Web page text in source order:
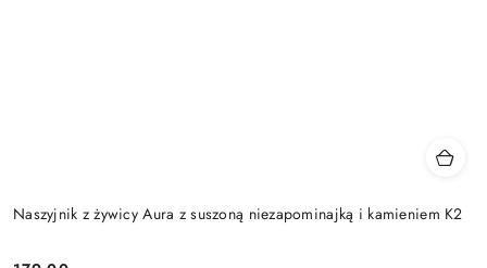
Naszyjnik z żywicy Aura z suszoną niezapominajką i kamieniem K2